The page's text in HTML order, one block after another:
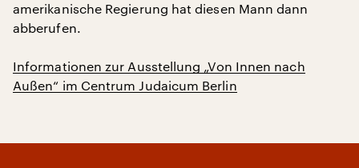
amerikanische Regierung hat diesen Mann dann
abberufen.
Informationen zur Ausstellung „Von Innen nach
Außen“ im Centrum Judaicum Berlin